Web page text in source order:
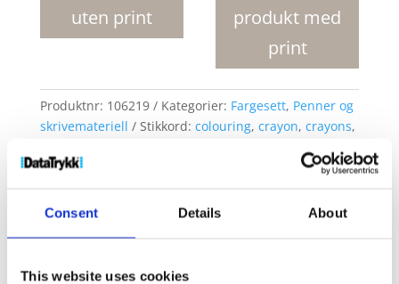
Consent Details About
This website uses cookies
antall
uten print
produkt med
print
Produktnr: 106219 Kategorier: Fargesett, Penner og
skrivemateriell
Stikkord: colouring, crayon, crayons,
Pencils,